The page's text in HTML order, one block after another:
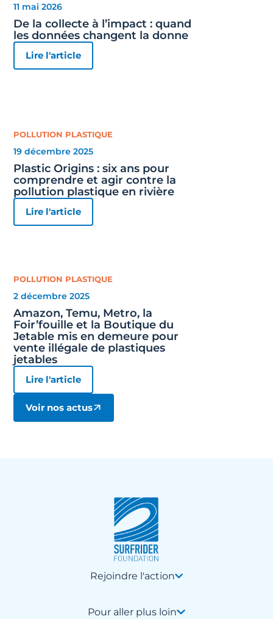
11 mai 2026
De la collecte à l’impact : quand
les données changent la donne
Lire l'article
POLLUTION PLASTIQUE
19 décembre 2025
Plastic Origins : six ans pour
comprendre et agir contre la
pollution plastique en rivière
Lire l'article
POLLUTION PLASTIQUE
2 décembre 2025
Amazon, Temu, Metro, la
Foir’fouille et la Boutique du
Jetable mis en demeure pour
vente illégale de plastiques
jetables
Lire l'article
Voir nos actus
Rejoindre l'action
Pour aller plus loin